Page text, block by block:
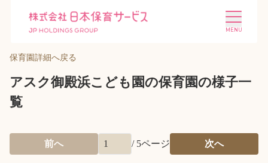
施設を探す 選ばれる理由
保育園詳細へ戻る
アスク御殿浜こども園の保育園の様子一
覧
前へ / 5ページ 次へ